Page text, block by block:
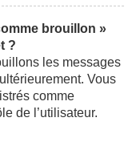
brouillon »
?
les messages
Vous
comme
de l’utilisateur.